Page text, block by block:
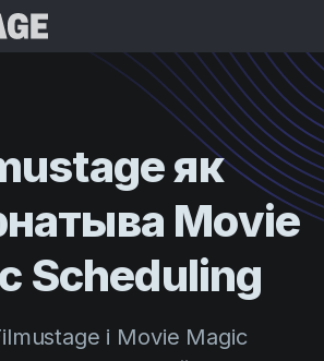
Lists
як
Movie
Scheduling
і Movie Magic